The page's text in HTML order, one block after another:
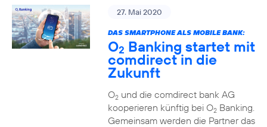
27. Mai 2020
DAS SMARTPHONE ALS MOBILE BANK:
O2 Banking startet mit
comdirect in die
Zukunft
O2und die comdirect bank AG
kooperieren künftig bei O2Banking.
Gemeinsam werden die Partner das